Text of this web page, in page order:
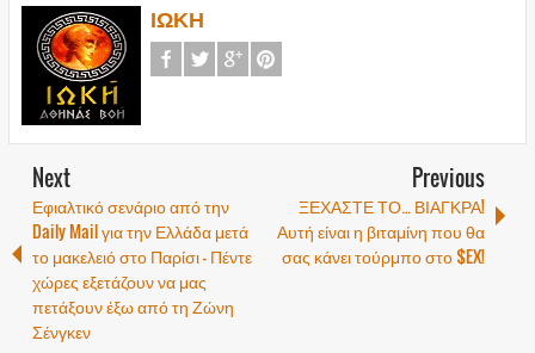
ΙΩΚΗ
Next
Εφιαλτικό σενάριο από την
Daily Mail για την Ελλάδα μετά
το μακελειό στο Παρίσι - Πέντε
χώρες εξετάζουν να μας
πετάξουν έξω από τη Ζώνη
Σένγκεν
Previous
ΞΕΧΑΣΤΕ ΤΟ… ΒΙΑΓΚΡΑ!
Αυτή είναι η βιταμίνη που θα
σας κάνει τούρμπο στο $EX!